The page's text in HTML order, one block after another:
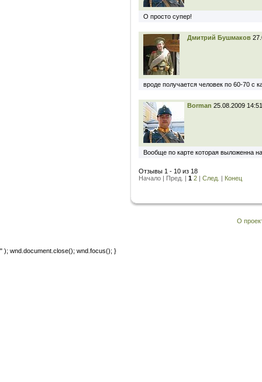
О просто супер!
Дмитрий Бушмаков
вроде получается человек по 60-70 с
Borman 25.08.2009
Вообще по карте которая выложенна
Отзывы 1 - 10 из 18
Начало | Пред. | 1 2 | След. | Конец
О
" ); wnd.document.close(); wnd.focus(); }